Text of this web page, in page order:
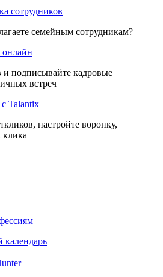
сотрудников
семейным сотрудникам?
онлайн
и подписывайте кадровые
встреч
с Talantix
настройте воронку,
клика
календарь